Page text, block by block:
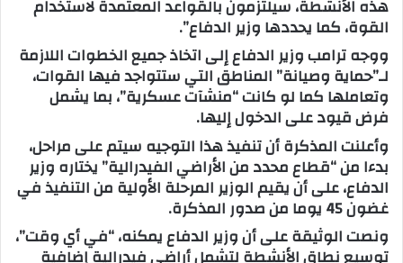
هذه الأنشطة، سيلتزمون بالقواعد المعتمدة لاستخدام
القوة، كما يحددها وزير الدفاع”.
ووجه ترامب وزير الدفاع إلى اتخاذ جميع الخطوات اللازمة
لـ”حماية وصيانة” المناطق التي ستتواجد فيها القوات،
وتعاملها كما لو كانت “منشآت عسكرية”، بما يشمل
فرض قيود على الدخول إليها.
وأعلنت المذكرة أن تنفيذ هذا التوجيه سيتم على مراحل،
بدءا من “قطاع محدد من الأراضي الفيدرالية” يختاره وزير
الدفاع، على أن يقيم الوزير المرحلة الأولية من التنفيذ في
غضون 45 يوما من صدور المذكرة.
ونصت الوثيقة على أن وزير الدفاع يمكنه، “في أي وقت”،
توسيع نطاق الأنشطة لتشمل أراضي فيدرالية إضافية